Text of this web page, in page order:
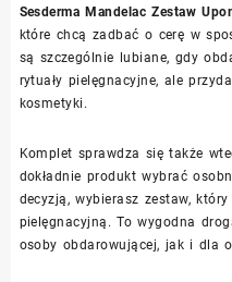
Sesderma Mandelac Zestaw
które chcą zadbać o cerę w
są szczególnie lubiane, gdy
rytuały pielęgnacyjne, ale
kosmetyki.
Komplet sprawdza się także
dokładnie produkt wybrać
decyzją, wybierasz zestaw,
pielęgnacyjną. To wygodna
osoby obdarowującej, jak i dla